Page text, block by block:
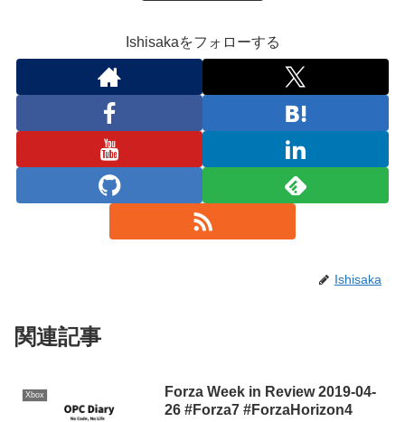
Ishisakaをフォローする
Ishisaka
関連記事
Xbox
Forza Week in Review 2019-04-
26 #Forza7 #ForzaHorizon4